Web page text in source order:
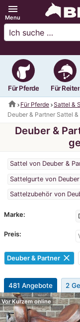
menu
Menu
Für Pferde Für Reiter
home Für Pferde Sattel &
Deuber & Partner Sattel
Deuber &
Sattel von Deuber &
Sattelgurte von
Sattelzubehör von
Marke:
Preis:
Deuber & Partner clear
481 Angebote 2
Vor Kurzem online